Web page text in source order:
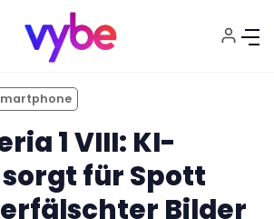
1 VIII: KI-
für Spott
Bilder